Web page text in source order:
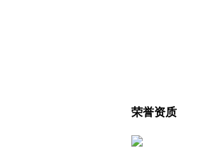
荣誉资质